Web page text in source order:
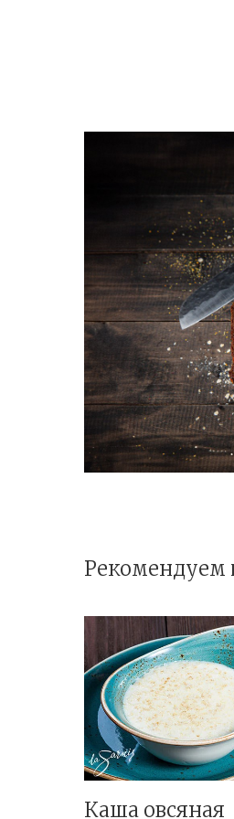
Рекомендуем
Каша овсяная